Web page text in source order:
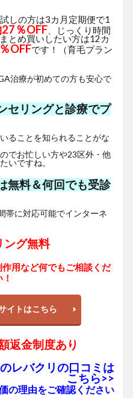
しの方は3カ月定期便で1
％OFF 、じっくり時間
とめ買いしたい方は12カ
OFFです！（育毛プラン
治療が初めての方も安心で
セリングと診療でプ
ることを知られることがな
でお忙しい方や23区外・他
いですね。
無料＆何回でも受診
帯に対応可能でインターネ
ング無料
用など何でもご相談くだ
イトはこちら
返金制度あり
レバクリの口コミは
こちら>>
の理由をご確認ください